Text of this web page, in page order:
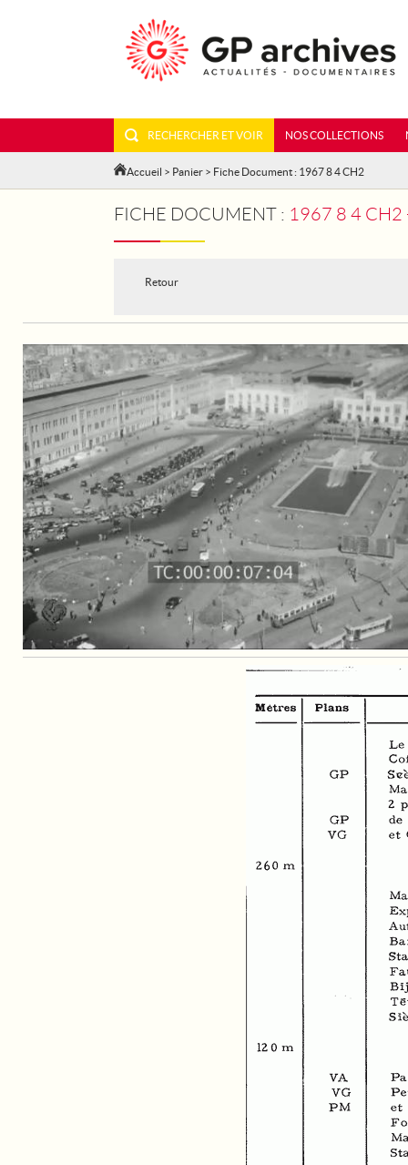
RECHERCHER ET VOIR NOS COLLECTIONS
Accueil > Panier > Fiche Document : 1967 8 4 CH2
FICHE DOCUMENT : 1967 8 4 CH2
Retour